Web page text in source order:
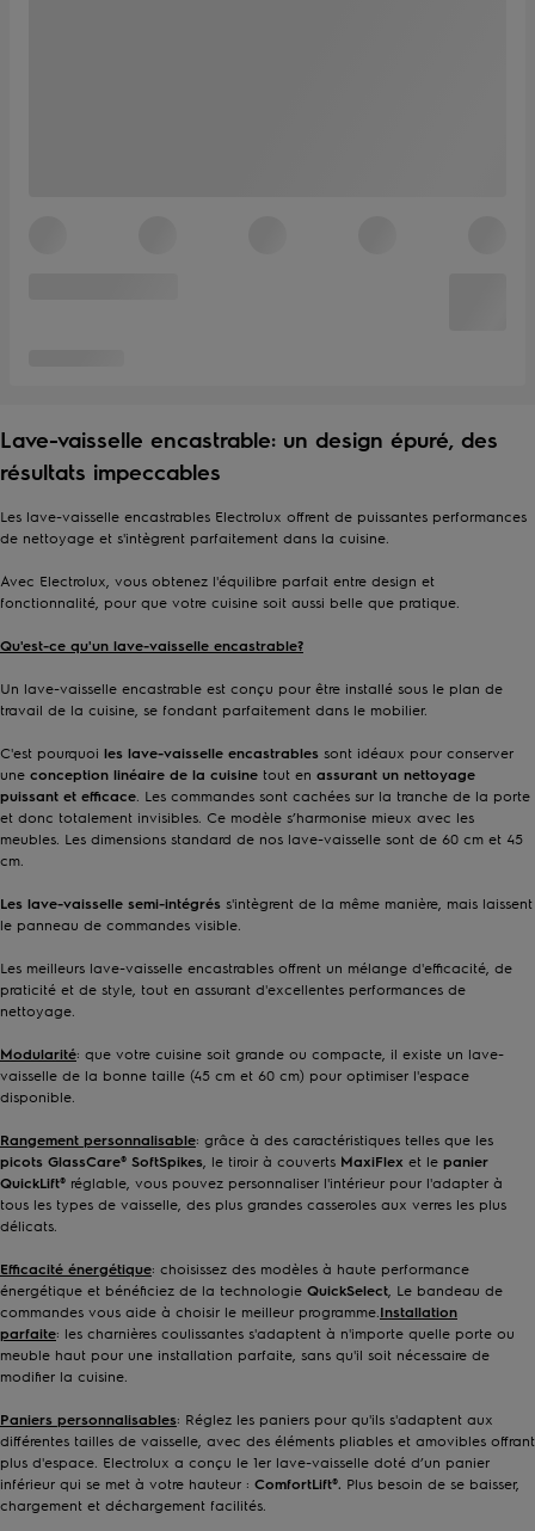
Lave-vaisselle encastrable: un design épuré, des
résultats impeccables
Les lave-vaisselle encastrables Electrolux offrent de puissantes performances
de nettoyage et s'intègrent parfaitement dans la cuisine.
Avec Electrolux, vous obtenez l'équilibre parfait entre design et
fonctionnalité, pour que votre cuisine soit aussi belle que pratique.
Qu'est-ce qu'un lave-vaisselle encastrable?
Un lave-vaisselle encastrable est conçu pour être installé sous le plan de
travail de la cuisine, se fondant parfaitement dans le mobilier.
C'est pourquoi les lave-vaisselle encastrables sont idéaux pour conserver
une conception linéaire de la cuisine tout en assurant un nettoyage
puissant et efficace . Les commandes sont cachées sur la tranche de la porte
et donc totalement invisibles. Ce modèle s’harmonise mieux avec les
meubles. Les dimensions standard de nos lave-vaisselle sont de 60 cm et 45
cm.
Les lave-vaisselle semi-intégrés s'intègrent de la même manière, mais laissent
le panneau de commandes visible.
Les meilleurs lave-vaisselle encastrables offrent un mélange d'efficacité, de
praticité et de style, tout en assurant d'excellentes performances de
nettoyage.
Modularité: que votre cuisine soit grande ou compacte, il existe un lave-
vaisselle de la bonne taille (45 cm et 60 cm) pour optimiser l'espace
disponible.
Rangement personnalisable: grâce à des caractéristiques telles que les
picots GlassCare® SoftSpikes , le tiroir à couverts MaxiFlex et le panier
QuickLift® réglable, vous pouvez personnaliser l'intérieur pour l'adapter à
tous les types de vaisselle, des plus grandes casseroles aux verres les plus
délicats.
Efficacité énergétique: choisissez des modèles à haute performance
énergétique et bénéficiez de la technologie QuickSelect , Le bandeau de
commandes vous aide à choisir le meilleur programme. Installation
parfaite: les charnières coulissantes s'adaptent à n'importe quelle porte ou
meuble haut pour une installation parfaite, sans qu'il soit nécessaire de
modifier la cuisine.
Paniers personnalisables: Réglez les paniers pour qu'ils s'adaptent aux
différentes tailles de vaisselle, avec des éléments pliables et amovibles offrant
plus d'espace. Electrolux a conçu le 1er lave-vaisselle doté d’un panier
inférieur qui se met à votre hauteur : ComfortLift®. Plus besoin de se baisser,
chargement et déchargement facilités.